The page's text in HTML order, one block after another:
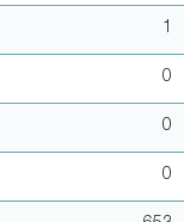
1
0
0
0